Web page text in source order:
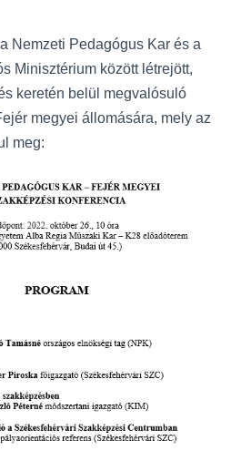
Nemzeti Pedagógus Kar és a
Minisztérium között létrejött,
keretén belül megvalósuló
megyei állomására, mely az
meg: